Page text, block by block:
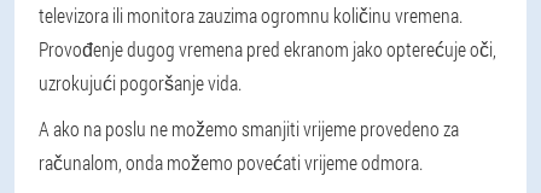
televizora ili monitora zauzima ogromnu količinu vremena.
Provođenje dugog vremena pred ekranom jako opterećuje oči,
uzrokujući pogoršanje vida.
A ako na poslu ne možemo smanjiti vrijeme provedeno za
računalom, onda možemo povećati vrijeme odmora.